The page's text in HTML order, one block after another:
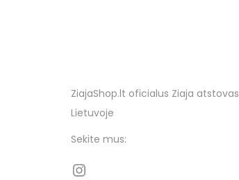
ZiajaShop.lt oficialus Ziaja atstovas
Lietuvoje
Sekite mus: